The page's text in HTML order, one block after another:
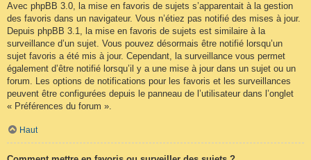
Avec phpBB 3.0, la mise en favoris de sujets s’apparentait à la gestion
des favoris dans un navigateur. Vous n’étiez pas notifié des mises à jour.
Depuis phpBB 3.1, la mise en favoris de sujets est similaire à la
surveillance d’un sujet. Vous pouvez désormais être notifié lorsqu’un
sujet favoris a été mis à jour. Cependant, la surveillance vous permet
également d’être notifié lorsqu’il y a une mise à jour dans un sujet ou un
forum. Les options de notifications pour les favoris et les surveillances
peuvent être configurées depuis le panneau de l’utilisateur dans l’onglet
« Préférences du forum ».
Haut